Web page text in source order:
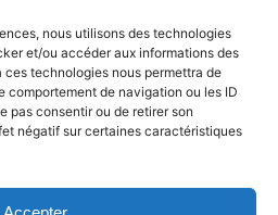
nous utilisons des technologies
et/ou accéder aux informations des
technologies nous permettra de
comportement de navigation ou les ID
pas consentir ou de retirer son
négatif sur certaines caractéristiques